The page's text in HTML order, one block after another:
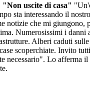
uscite di casa"
sta interessando il
notizie che mi giungono,
Numerosissimi i danni
Alberi caduti
scoperchiate. Invito
necessario". Lo afferma